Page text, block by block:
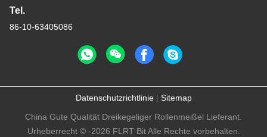
Tel.
86-10-63405086
Datenschutzrichtlinie| Sitemap
China Gute Qualität Dreikegeliger Rollenmeißel Lieferant.
Urheberrecht © -2026 FLRT Bit Alle Rechte vorbehalten.